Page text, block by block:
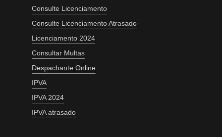
Consulte Licenciamento
Consulte Licenciamento Atrasado
Licenciamento 2024
Consultar Multas
Despachante Online
IPVA
IPVA 2024
IPVA atrasado